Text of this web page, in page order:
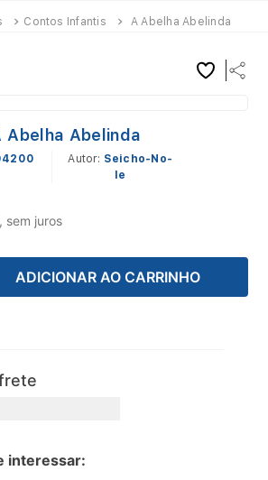
Contos Infantis A Abelha Abelinda
Abelha Abelinda
Seicho-No-
Ie
, sem juros
ADICIONAR AO CARRINHO
interessar: